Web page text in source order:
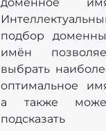
доменное
подбор
имён
выбрать
оптимальное
а также
подсказать